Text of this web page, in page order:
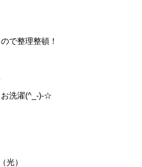
で整理整頓！
お洗濯(^_-)-☆
光）